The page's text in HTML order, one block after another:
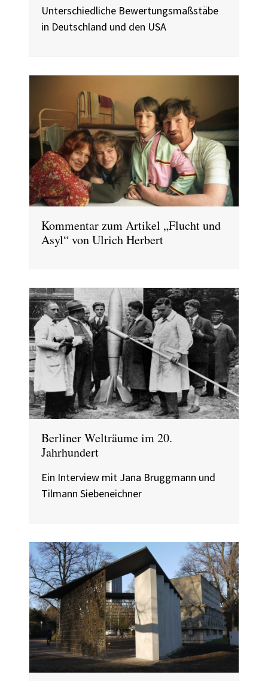
Unterschiedliche Bewertungsmaßstäbe
in Deutschland und den USA
Kommentar zum Artikel „Flucht und
Asyl“ von Ulrich Herbert
Berliner Welträume im 20.
Jahrhundert
Ein Interview mit Jana Bruggmann und
Tilmann Siebeneichner